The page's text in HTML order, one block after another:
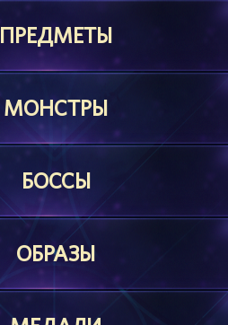
ПРЕДМЕТЫ
МОНСТРЫ
БОССЫ
ОБРАЗЫ